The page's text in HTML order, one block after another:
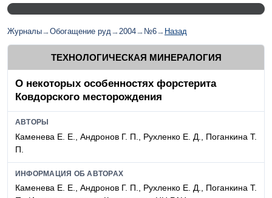
Журналы→Обогащение руд→2004→ №6→ Назад
ТЕХНОЛОГИЧЕСКАЯ МИНЕРАЛОГИЯ
О некоторых особенностях форстерита
Ковдорского месторождения
АВТОРЫ
Каменева Е. Е., Андронов Г. П., Рухленко Е. Д., Поганкина Т.
П.
ИНФОРМАЦИЯ ОБ АВТОРАХ
Каменева Е. Е., Андронов Г. П., Рухленко Е. Д., Поганкина Т.